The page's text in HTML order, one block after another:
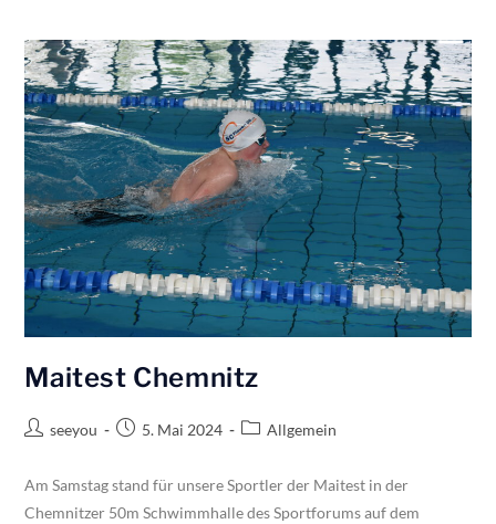
Maitest Chemnitz
seeyou 5. Mai 2024 Allgemein
Am Samstag stand für unsere Sportler der Maitest in der
Chemnitzer 50m Schwimmhalle des Sportforums auf dem